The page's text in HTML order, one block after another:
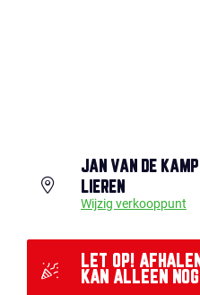
JAN VAN DE KAMP
LIEREN
Wijzig verkooppunt
LET OP!
KAN ALLEEN